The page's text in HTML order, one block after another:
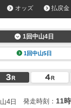
オッズ 払戻金
1回中山4日
1回中山5日
4日 発走時刻： 11